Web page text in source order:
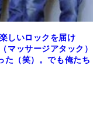
しいロックを届け
ッサージアタック）
た（笑）。でも俺たち